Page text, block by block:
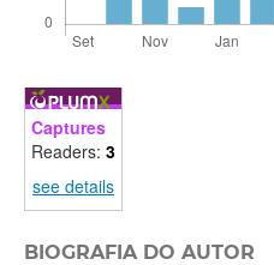
Captures
Readers: 3
see details
BIOGRAFIA DO AUTOR